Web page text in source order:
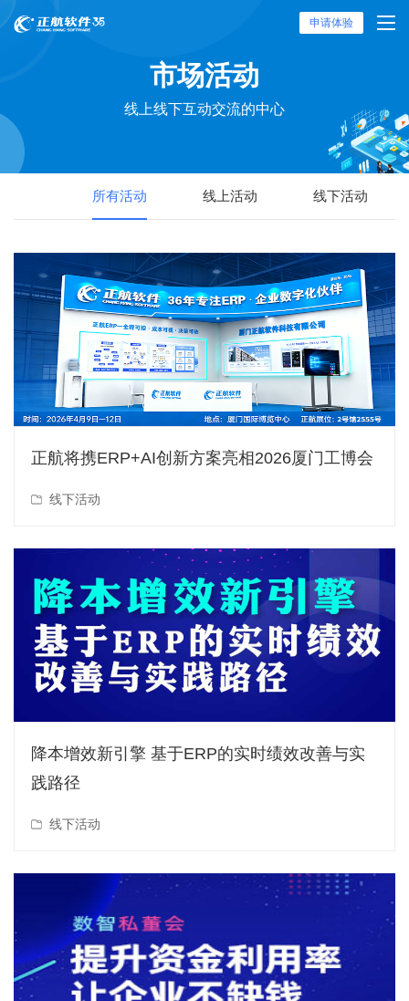
申请体验
市场活动
线上线下互动交流的中心
所有活动 线上活动 线下活动
正航将携ERP+AI创新方案亮相2026厦门工博会
线下活动
降本增效新引擎 基于ERP的实时绩效改善与实
践路径
线下活动